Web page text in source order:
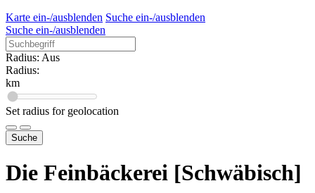
Karte ein-/ausblenden Suche ein-/ausblenden
Suche ein-/ausblenden
Radius: Aus
Radius:
km
Set radius for geolocation
Suche
Die Feinbäckerei [Schwäbisch]